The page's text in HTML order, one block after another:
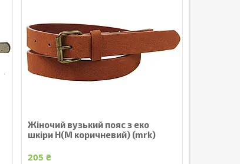
Жіночий вузький пояс з еко
шкіри H(M коричневий) (mrk)
205 ₴